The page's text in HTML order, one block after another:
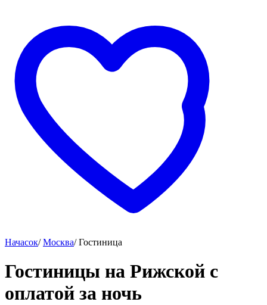
Начасок/ Москва/ Гостиница
Гостиницы на Рижской с
оплатой за ночь